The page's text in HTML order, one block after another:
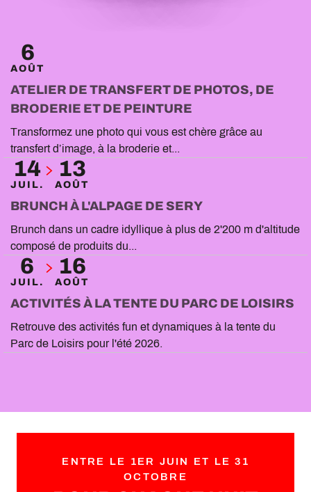
6
AOÛT
ATELIER DE TRANSFERT DE PHOTOS, DE
BRODERIE ET DE PEINTURE
Transformez une photo qui vous est chère grâce au
transfert d’image, à la broderie et...
14
JUIL.
13
AOÛT
BRUNCH À L'ALPAGE DE SERY
Brunch dans un cadre idyllique à plus de 2'200 m d'altitude
composé de produits du...
6
JUIL.
16
AOÛT
ACTIVITÉS À LA TENTE DU PARC DE LOISIRS
Retrouve des activités fun et dynamiques à la tente du
Parc de Loisirs pour l'été 2026.
ENTRE LE 1ER JUIN ET LE 31
OCTOBRE